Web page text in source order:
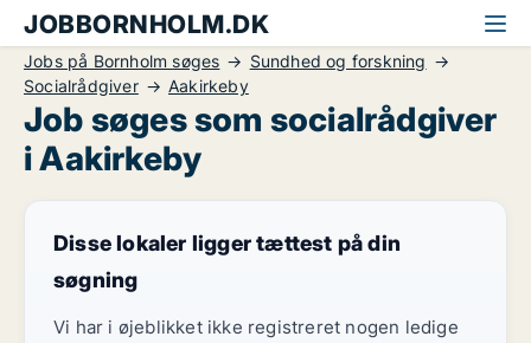
JOBBORNHOLM.DK
Jobs på Bornholm søges
Sundhed og forskning
Socialrådgiver
Aakirkeby
Job søges som socialrådgiver
i Aakirkeby
Disse lokaler ligger tættest på din
søgning
Vi har i øjeblikket ikke registreret nogen ledige